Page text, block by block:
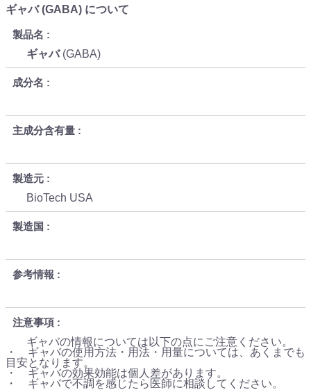
ギャバ (GABA) について
製品名
ギャバ(GABA)
成分名
主成分含有量
製造元
BioTech USA
製造国
参考情報
注意事項
ギャバの情報については以下の点にご注意ください。
・ ギャバの使用方法・用法・用量については、あくまでも
目安となります。
・ ギャバの効果効能は個人差があります。
・ ギャバで不調を感じたら医師に相談してください。